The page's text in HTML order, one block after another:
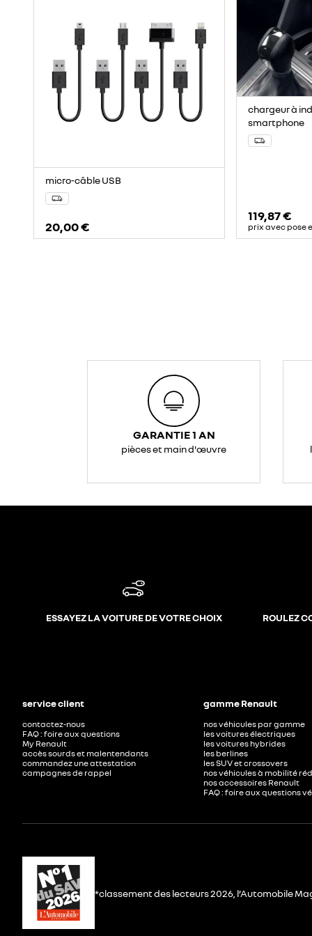
micro-câble USB
20,00 €
chargeur à
smartphone
119,87 €
prix avec pose
GARANTIE 1 AN
pièces et main d'œuvre
ESSAYEZ LA VOITURE DE VOTRE CHOIX ROULEZ
service client
contactez-nous
FAQ : foire aux questions
My Renault
accès sourds et malentendants
commandez une attestation
campagnes de rappel
gamme Renault
nos véhicules par gamme
les voitures électriques
les voitures hybrides
les berlines
les SUV et crossovers
nos véhicules à mobilité
nos accessoires Renault​
FAQ : foire aux questions
*classement des lecteurs 2026, l’Automobile